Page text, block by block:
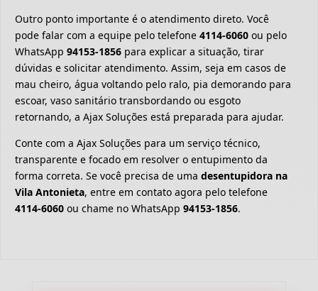
Outro ponto importante é o atendimento direto. Você
pode falar com a equipe pelo telefone 4114-6060 ou pelo
WhatsApp 94153-1856 para explicar a situação, tirar
dúvidas e solicitar atendimento. Assim, seja em casos de
mau cheiro, água voltando pelo ralo, pia demorando para
escoar, vaso sanitário transbordando ou esgoto
retornando, a Ajax Soluções está preparada para ajudar.
Conte com a Ajax Soluções para um serviço técnico,
transparente e focado em resolver o entupimento da
forma correta. Se você precisa de uma desentupidora na
Vila Antonieta, entre em contato agora pelo telefone
4114-6060 ou chame no WhatsApp 94153-1856.